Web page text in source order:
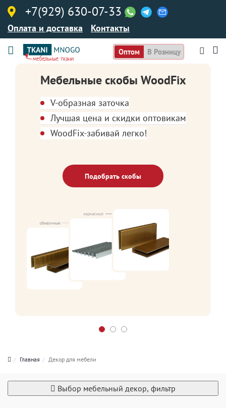
+7(929) 630-07-33
Оплата и доставка Контакты
Оптом В Розницу
Мебельные скобы WoodFix
V-образная заточка
Лучшая цена и скидки оптовикам
WoodFix-забивай легко!
Подобрать скобы
Главная Декор для мебели
Выбор мебельный декор, фильтр